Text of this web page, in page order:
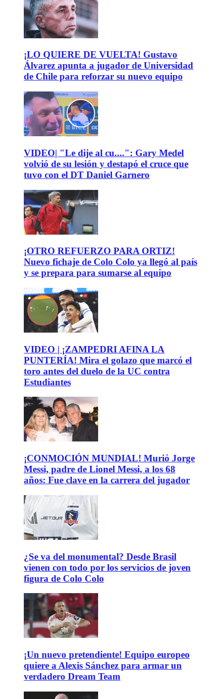
¡LO QUIERE DE VUELTA! Gustavo
Álvarez apunta a jugador de Universidad
de Chile para reforzar su nuevo equipo
VIDEO| "Le dije al cu....": Gary Medel
volvió de su lesión y destapó el cruce que
tuvo con el DT Daniel Garnero
¡OTRO REFUERZO PARA ORTIZ!
Nuevo fichaje de Colo Colo ya llegó al país
y se prepara para sumarse al equipo
VIDEO | ¡ZAMPEDRI AFINA LA
PUNTERÍA! Mira el golazo que marcó el
toro antes del duelo de la UC contra
Estudiantes
¡CONMOCIÓN MUNDIAL! Murió Jorge
Messi, padre de Lionel Messi, a los 68
años: Fue clave en la carrera del jugador
¿Se va del monumental? Desde Brasil
vienen con todo por los servicios de joven
figura de Colo Colo
¡Un nuevo pretendiente! Equipo europeo
quiere a Alexis Sánchez para armar un
verdadero Dream Team